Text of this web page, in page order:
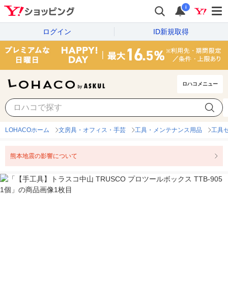
i
ログイン ID新規取得
ロハコメニュー
LOHACOホーム 文房具・オフィス・手芸 工具・メンテナンス用品 工具
熊本地震の影響について